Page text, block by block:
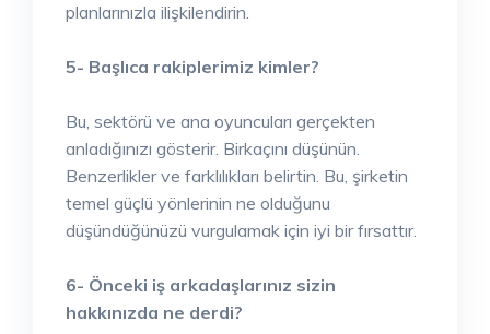
planlarınızla ilişkilendirin.
5- Başlıca rakiplerimiz kimler?
Bu, sektörü ve ana oyuncuları gerçekten
anladığınızı gösterir. Birkaçını düşünün.
Benzerlikler ve farklılıkları belirtin. Bu, şirketin
temel güçlü yönlerinin ne olduğunu
düşündüğünüzü vurgulamak için iyi bir fırsattır.
6- Önceki iş arkadaşlarınız sizin
hakkınızda ne derdi?